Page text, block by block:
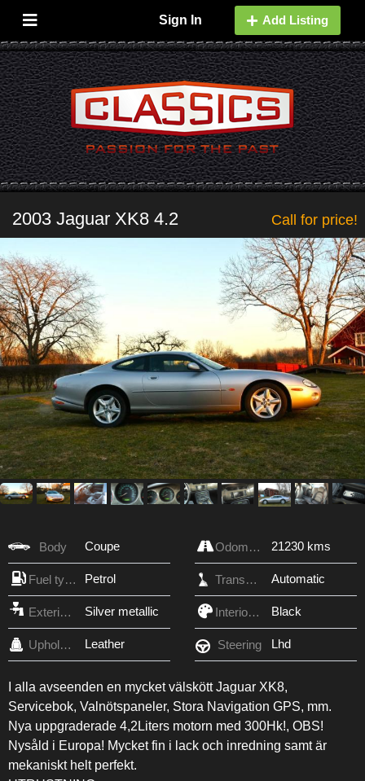
Sign In Add Listing
2003 Jaguar XK8 4.2 Call for price!
Body Coupe Odometer 21230 kms
Fuel type Petrol Transmission Automatic
Exterior Color Silver metallic Interior Color Black
Upholstery Leather Steering Lhd
I alla avseenden en mycket välskött Jaguar XK8,
Servicebok, Valnötspaneler, Stora Navigation GPS, mm.
Nya uppgraderade 4,2Liters motorn med 300Hk!, OBS!
Nysåld i Europa! Mycket fin i lack och inredning samt är
mekaniskt helt perfekt.